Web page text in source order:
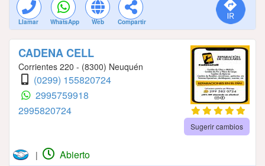
Llamar WhatsApp Web Compartir
CADENA CELL
Corrientes 220 - (8300) Neuquén
(0299) 155820724
2995759918
2995820724
Sugerir cambios
| Abierto